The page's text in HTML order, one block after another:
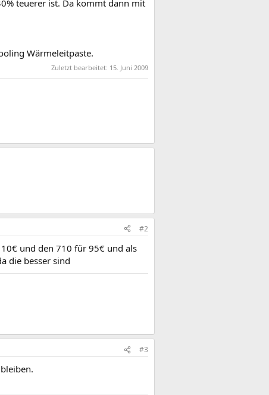
teuerer ist. Da kommt dann mit
Wärmeleitpaste.
Zuletzt bearbeitet: 15. Juni 2009
#2
und den 710 für 95€ und als
die besser sind
#3